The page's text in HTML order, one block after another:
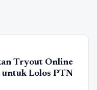
Tryout Online
untuk Lolos PTN